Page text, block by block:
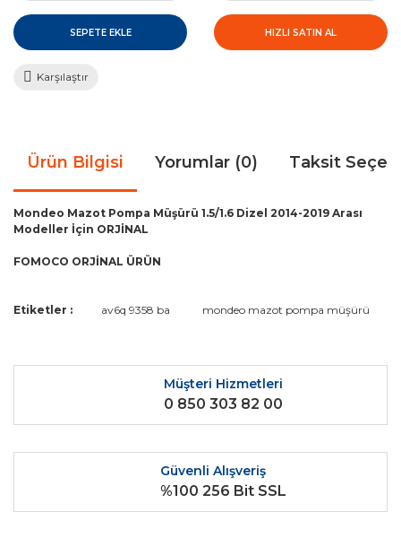
SEPETE EKLE HIZLI SATIN AL
Karşılaştır
Ürün Bilgisi Yorumlar (0) Taksit
Mondeo Mazot Pompa Müşürü 1.5/1.6 Dizel 2014-2019 Arası
Modeller İçin ORJİNAL
FOMOCO ORJİNAL ÜRÜN
Yorum Yaz
Bu ürünün fiyat bilgisi, resim, ürün açıklamalarında ve diğer
Ürün resmi kalitesiz, bozuk veya görüntülenemiyor.
Ürün açıklamasında eksik bilgiler bulunuyor.
Ürün bilgilerinde hatalar bulunuyor.
Ürün fiyatı diğer sitelerden daha pahalı.
Etiketler : av6q 9358 ba mondeo mazot pompa müşürü
Müşteri Hizmetleri
0 850 303 82 00
Güvenli Alışveriş
%100 256 Bit SSL